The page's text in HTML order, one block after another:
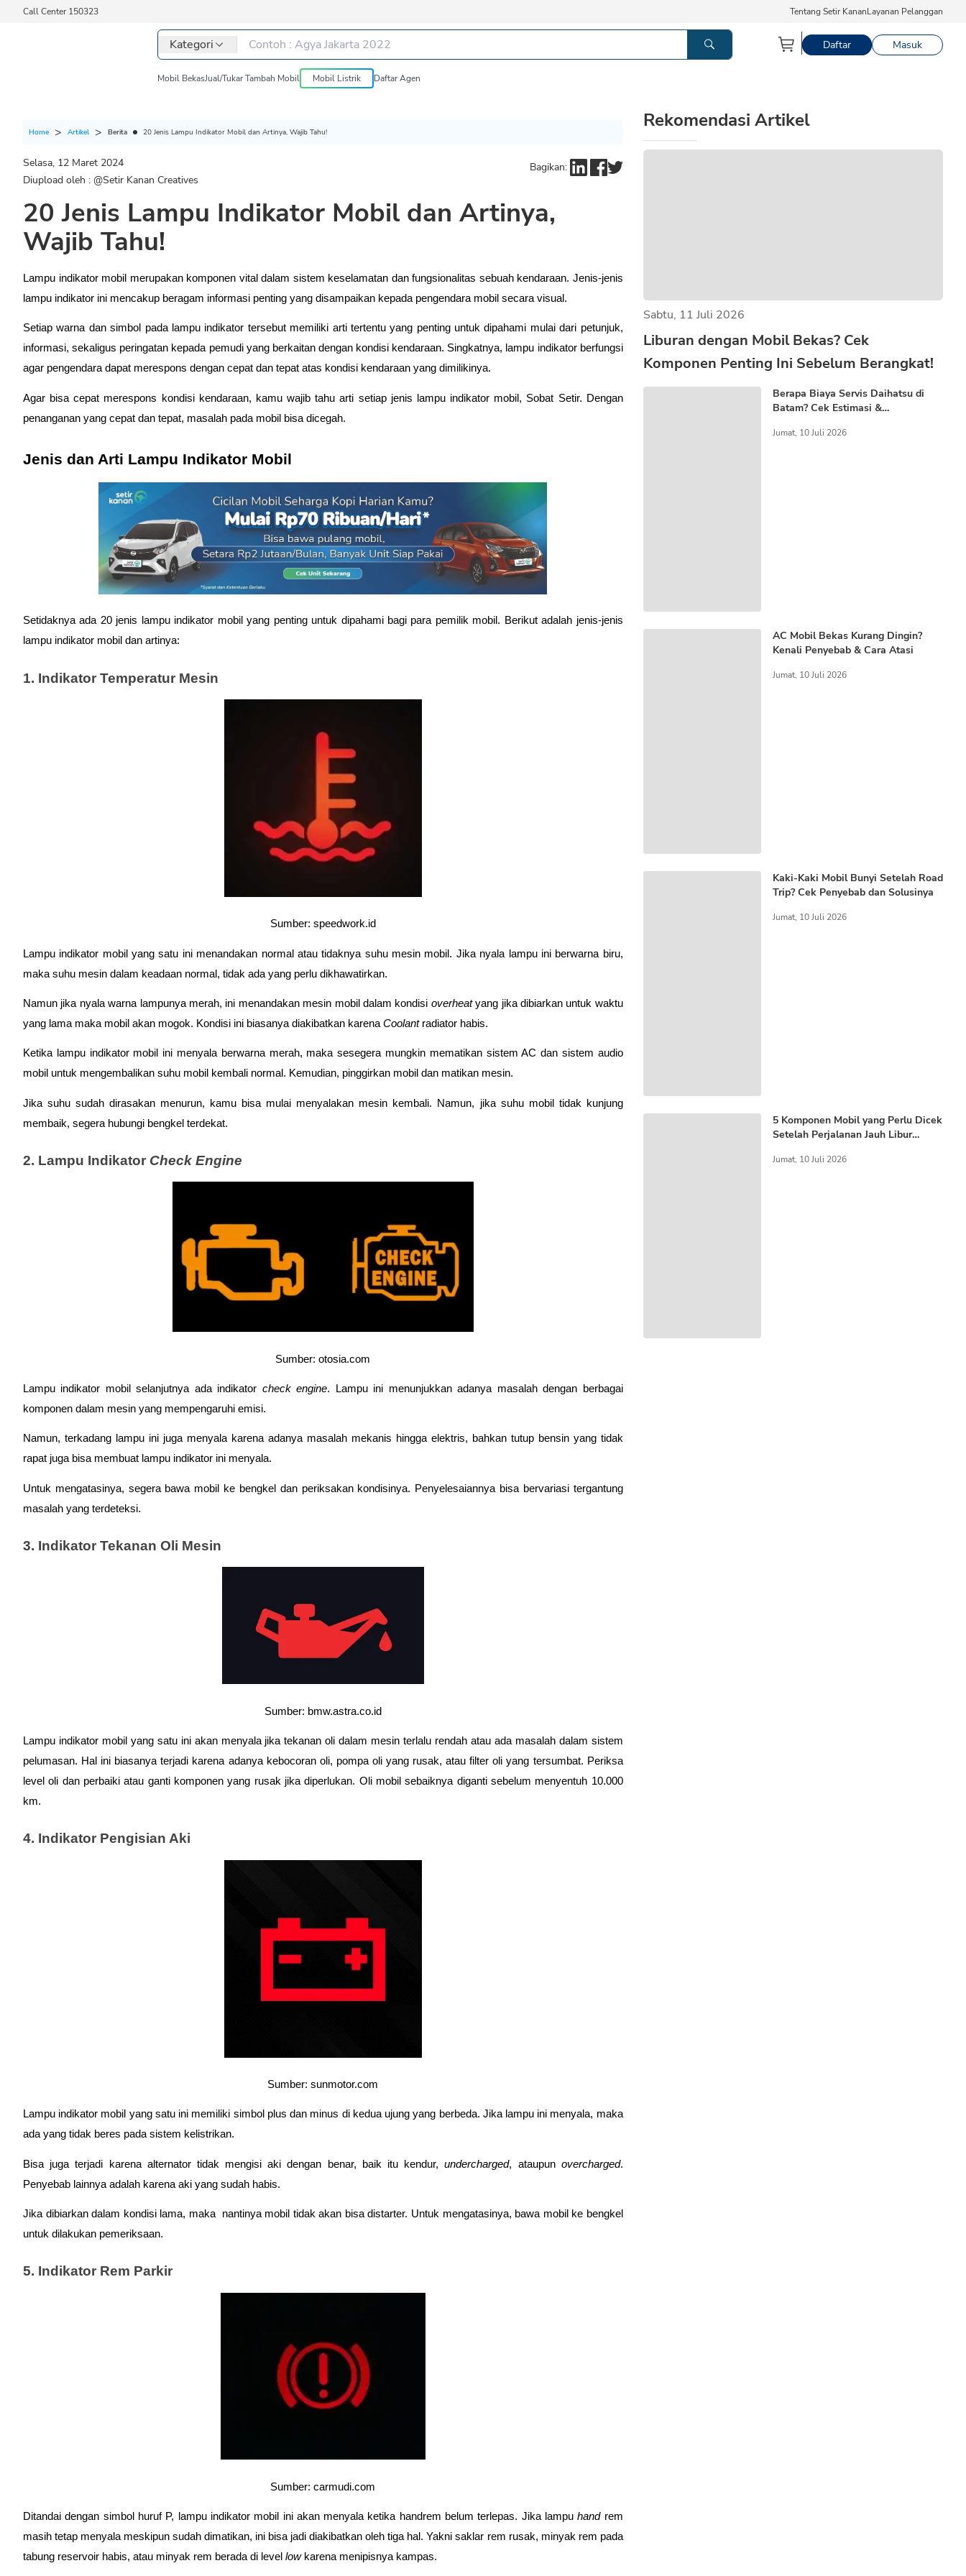
Call Center 150323 Tentang Setir KananLayanan Pelanggan
Kategori Daftar Masuk
Mobil BekasJual/Tukar Tambah Mobil Mobil Listrik Daftar Agen
Home Artikel Berita 20 Jenis Lampu Indikator Mobil dan Artinya, Wajib Tahu!
Selasa, 12 Maret 2024
Diupload oleh : @Setir Kanan Creatives
Bagikan:
20 Jenis Lampu Indikator Mobil dan Artinya,
Wajib Tahu!
Lampu indikator mobil merupakan komponen vital dalam sistem keselamatan dan fungsionalitas sebuah kendaraan. Jenis-jenis
lampu indikator ini mencakup beragam informasi penting yang disampaikan kepada pengendara mobil secara visual.
Setiap warna dan simbol pada lampu indikator tersebut memiliki arti tertentu yang penting untuk dipahami mulai dari petunjuk,
informasi, sekaligus peringatan kepada pemudi yang berkaitan dengan kondisi kendaraan. Singkatnya, lampu indikator berfungsi
agar pengendara dapat merespons dengan cepat dan tepat atas kondisi kendaraan yang dimilikinya.
Agar bisa cepat merespons kondisi kendaraan, kamu wajib tahu arti setiap jenis lampu indikator mobil, Sobat Setir. Dengan
penanganan yang cepat dan tepat, masalah pada mobil bisa dicegah.
Jenis dan Arti Lampu Indikator Mobil
Setidaknya ada 20 jenis lampu indikator mobil yang penting untuk dipahami bagi para pemilik mobil. Berikut adalah jenis-jenis
lampu indikator mobil dan artinya:
1. Indikator Temperatur Mesin
Sumber: speedwork.id
Lampu indikator mobil yang satu ini menandakan normal atau tidaknya suhu mesin mobil. Jika nyala lampu ini berwarna biru,
maka suhu mesin dalam keadaan normal, tidak ada yang perlu dikhawatirkan.
Namun jika nyala warna lampunya merah, ini menandakan mesin mobil dalam kondisi overheat yang jika dibiarkan untuk waktu
yang lama maka mobil akan mogok. Kondisi ini biasanya diakibatkan karena Coolant radiator habis.
Ketika lampu indikator mobil ini menyala berwarna merah, maka sesegera mungkin mematikan sistem AC dan sistem audio
mobil untuk mengembalikan suhu mobil kembali normal. Kemudian, pinggirkan mobil dan matikan mesin.
Jika suhu sudah dirasakan menurun, kamu bisa mulai menyalakan mesin kembali. Namun, jika suhu mobil tidak kunjung
membaik, segera hubungi bengkel terdekat.
2. Lampu Indikator Check Engine
Sumber: otosia.com
Lampu indikator mobil selanjutnya ada indikator check engine. Lampu ini menunjukkan adanya masalah dengan berbagai
komponen dalam mesin yang mempengaruhi emisi.
Namun, terkadang lampu ini juga menyala karena adanya masalah mekanis hingga elektris, bahkan tutup bensin yang tidak
rapat juga bisa membuat lampu indikator ini menyala.
Untuk mengatasinya, segera bawa mobil ke bengkel dan periksakan kondisinya. Penyelesaiannya bisa bervariasi tergantung
masalah yang terdeteksi.
3. Indikator Tekanan Oli Mesin
Sumber: bmw.astra.co.id
Lampu indikator mobil yang satu ini akan menyala jika tekanan oli dalam mesin terlalu rendah atau ada masalah dalam sistem
pelumasan. Hal ini biasanya terjadi karena adanya kebocoran oli, pompa oli yang rusak, atau filter oli yang tersumbat. Periksa
level oli dan perbaiki atau ganti komponen yang rusak jika diperlukan. Oli mobil sebaiknya diganti sebelum menyentuh 10.000
km.
4. Indikator Pengisian Aki
Sumber: sunmotor.com
Lampu indikator mobil yang satu ini memiliki simbol plus dan minus di kedua ujung yang berbeda. Jika lampu ini menyala, maka
ada yang tidak beres pada sistem kelistrikan.
Bisa juga terjadi karena alternator tidak mengisi aki dengan benar, baik itu kendur, undercharged, ataupun overcharged.
Penyebab lainnya adalah karena aki yang sudah habis.
Jika dibiarkan dalam kondisi lama, maka  nantinya mobil tidak akan bisa distarter. Untuk mengatasinya, bawa mobil ke bengkel
untuk dilakukan pemeriksaan.
5. Indikator Rem Parkir
Sumber: carmudi.com
Ditandai dengan simbol huruf P, lampu indikator mobil ini akan menyala ketika handrem belum terlepas. Jika lampu hand rem
masih tetap menyala meskipun sudah dimatikan, ini bisa jadi diakibatkan oleh tiga hal. Yakni saklar rem rusak, minyak rem pada
tabung reservoir habis, atau minyak rem berada di level low karena menipisnya kampas.
Rekomendasi Artikel
Sabtu, 11 Juli 2026
Liburan dengan Mobil Bekas? Cek
Komponen Penting Ini Sebelum Berangkat!
Berapa Biaya Servis Daihatsu di
Batam? Cek Estimasi &
Jumat, 10 Juli 2026
AC Mobil Bekas Kurang Dingin?
Kenali Penyebab & Cara Atasi
Jumat, 10 Juli 2026
Kaki-Kaki Mobil Bunyi Setelah Road
Trip? Cek Penyebab dan Solusinya
Jumat, 10 Juli 2026
5 Komponen Mobil yang Perlu Dicek
Setelah Perjalanan Jauh Libur
Jumat, 10 Juli 2026